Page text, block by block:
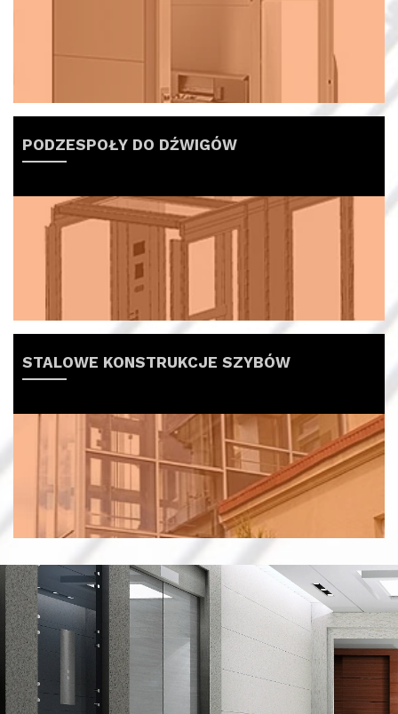
PODZESPOŁY DO DŹWIGÓW
STALOWE KONSTRUKCJE SZYBÓW